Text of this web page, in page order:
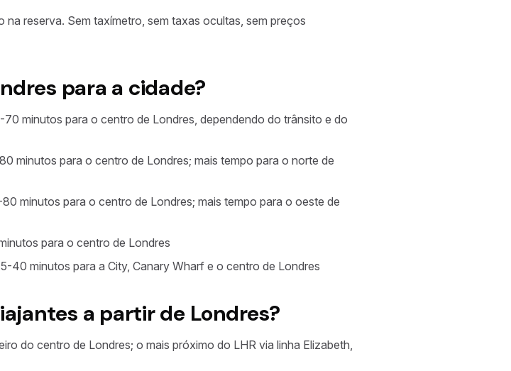
reserva. Sem taxímetro, sem taxas ocultas, sem preços
para a cidade?
minutos para o centro de Londres, dependendo do trânsito e do
minutos para o centro de Londres; mais tempo para o norte de
minutos para o centro de Londres; mais tempo para o oeste de
para o centro de Londres
40 minutos para a City, Canary Wharf e o centro de Londres
a partir de Londres?
do centro de Londres; o mais próximo do LHR via linha Elizabeth,